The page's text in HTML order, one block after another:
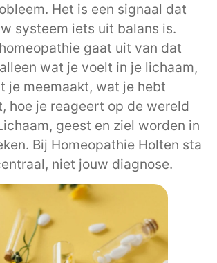
Het is een signaal dat
systeem iets uit balans is.
gaat uit van dat
wat je voelt in je lichaam,
je meemaakt, wat je hebt
hoe je reageert op de wereld
geest en ziel worden in
Bij Homeopathie Holten sta
niet jouw diagnose.